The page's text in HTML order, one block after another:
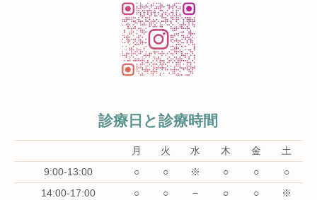
診療日と診療時間
月 火 水 木 金
土
9:00-13:00
○ ○ ※ ○ ○
○
14:00-17:00
○ ○ − ○ ○
※